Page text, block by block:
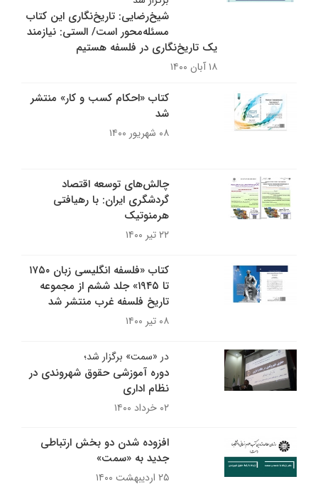
شیخ‌رضایی: تاریخ‌نگاری این کتاب
مسئله‌محور است/ الستی: نیازمند
یک تاریخ‌نگاری در فلسفه‌ هستیم
۱۸ آبان ۱۴۰۰
کتاب «احکام کسب و کار» منتشر
شد
۰۸ شهریور ۱۴۰۰
چالش‌های توسعه اقتصاد
گردشگری ایران: با رهیافتی
هرمنوتیک
۲۲ تیر ۱۴۰۰
کتاب «فلسفه انگلیسی زبان ۱۷۵۰
تا ۱۹۴۵» جلد ششم از مجموعه
تاریخ فلسفه غرب منتشر شد
۰۸ تیر ۱۴۰۰
در «سمت» برگزار شد؛
دوره آموزشی حقوق شهروندی در
نظام اداری
۰۲ خرداد ۱۴۰۰
افزوده شدن دو بخش ارتباطی
جدید به «سمت»
۲۵ اردیبهشت ۱۴۰۰